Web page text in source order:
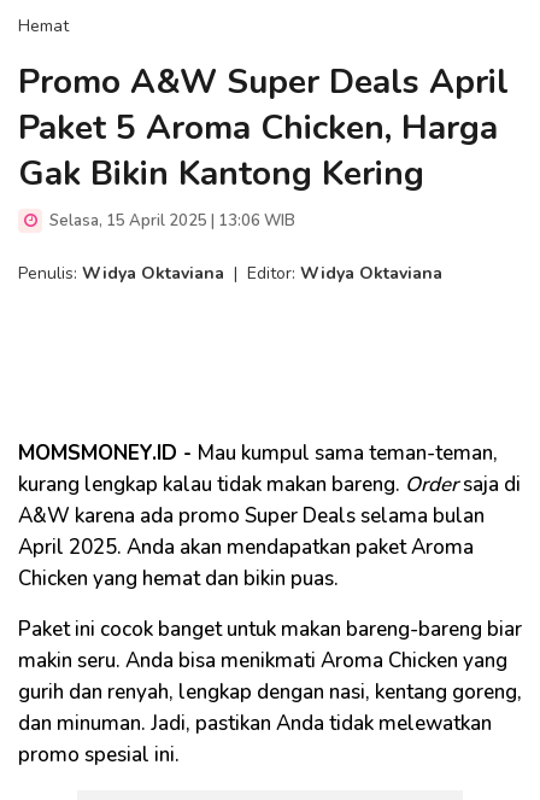
Hemat
Promo A&W Super Deals April
Paket 5 Aroma Chicken, Harga
Gak Bikin Kantong Kering
Selasa, 15 April 2025 | 13:06 WIB
Penulis: Widya Oktaviana | Editor: Widya Oktaviana
MOMSMONEY.ID - Mau kumpul sama teman-teman,
kurang lengkap kalau tidak makan bareng. Ordersaja di
A&W karena ada promo Super Deals selama bulan
April 2025. Anda akan mendapatkan paket Aroma
Chicken yang hemat dan bikin puas.
Paket ini cocok banget untuk makan bareng-bareng biar
makin seru. Anda bisa menikmati Aroma Chicken yang
gurih dan renyah, lengkap dengan nasi, kentang goreng,
dan minuman. Jadi, pastikan Anda tidak melewatkan
promo spesial ini.